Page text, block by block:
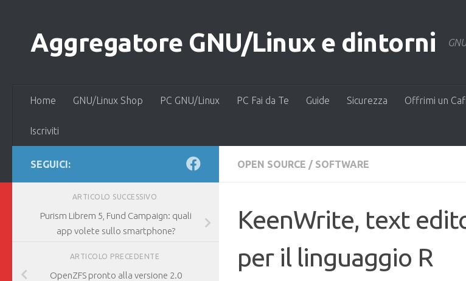
Aggregatore GNU/Linux e dintorni
Home GNU/Linux Shop PC GNU/Linux PC Fai da Te Guide Sicurezza Offrimi un
Iscriviti
OPEN SOURCE / SOFTWARE
KeenWrite, text
per il linguaggio R
SEGUICI:
ARTICOLO SUCCESSIVO
Purism Librem 5, Fund Campaign: quali
app volete sullo smartphone?
ARTICOLO PRECEDENTE
OpenZFS pronto alla versione 2.0